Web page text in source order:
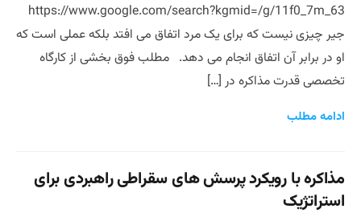
جیر چیزی نیست که برای یک مرد اتفاق می افتد بلکه عملی است که
او در برابر آن اتفاق انجام می دهد. مطلب فوق بخشی از کارگاه
تخصصی قدرت مذاکره در […]
ادامه مطلب
مذاکره با رویکرد پرسش های سقراطی راهبردی برای
استراتژیک